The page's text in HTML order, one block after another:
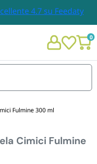
0
Fulmine 300 ml
Cimici Fulmine